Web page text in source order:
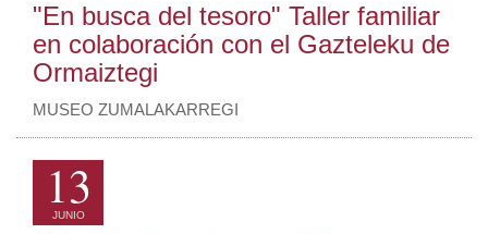
"En busca del tesoro" Taller familiar
en colaboración con el Gazteleku de
Ormaiztegi
MUSEO ZUMALAKARREGI
13
JUNIO